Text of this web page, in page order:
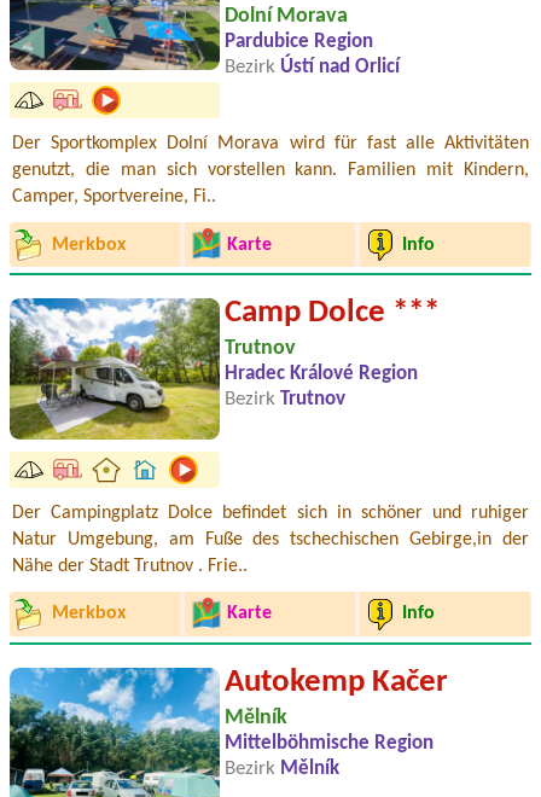
Dolní Morava
Pardubice Region
Bezirk Ústí nad Orlicí
Der Sportkomplex Dolní Morava wird für fast alle Aktivitäten
genutzt, die man sich vorstellen kann. Familien mit Kindern,
Camper, Sportvereine, Fi..
Merkbox Karte Info
Camp Dolce ***
Trutnov
Hradec Králové Region
Bezirk
Trutnov
Der Campingplatz Dolce befindet sich in schöner und ruhiger
Natur Umgebung, am Fuße des tschechischen Gebirge,in der
Nähe der Stadt Trutnov . Frie..
Merkbox Karte Info
Autokemp Kačer
Mělník
Mittelböhmische Region
Bezirk Mělník